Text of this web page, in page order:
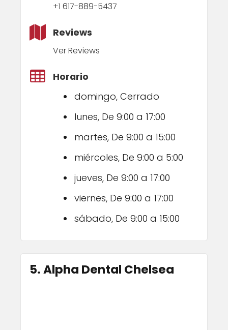
+1 617-889-5437
Reviews
Ver Reviews
Horario
domingo, Cerrado
lunes, De 9:00 a 17:00
martes, De 9:00 a 15:00
miércoles, De 9:00 a 5:00
jueves, De 9:00 a 17:00
viernes, De 9:00 a 17:00
sábado, De 9:00 a 15:00
5. Alpha Dental Chelsea